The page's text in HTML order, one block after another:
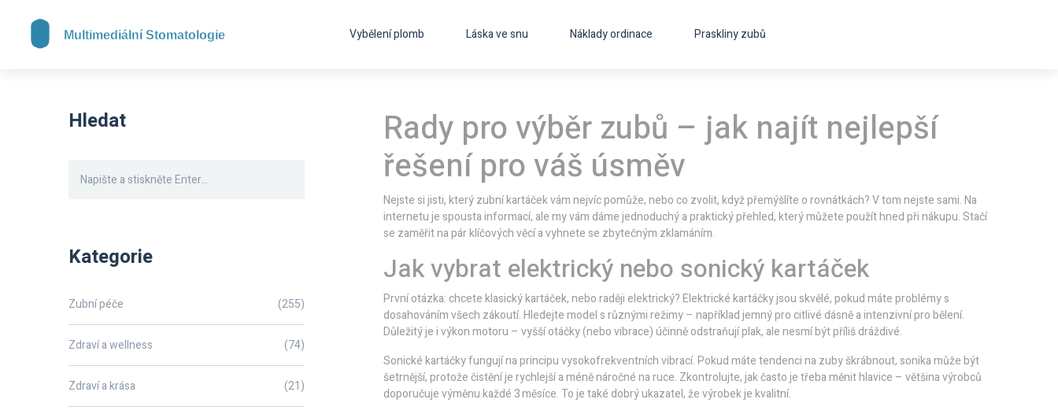
Vybělení plomb Láska ve snu Náklady ordinace Praskliny zubů
Rady pro výběr zubů – jak najít nejlepší
řešení pro váš úsměv
Nejste si jisti, který zubní kartáček vám nejvíc pomůže, nebo co zvolit, když přemýšlíte o rovnátkách? V tom nejste sami. Na
internetu je spousta informací, ale my vám dáme jednoduchý a praktický přehled, který můžete použít hned při nákupu. Stačí
se zaměřit na pár klíčových věcí a vyhnete se zbytečným zklamáním.
Jak vybrat elektrický nebo sonický kartáček
První otázka: chcete klasický kartáček, nebo raději elektrický? Elektrické kartáčky jsou skvělé, pokud máte problémy s
dosahováním všech zákoutí. Hledejte model s různými režimy – například jemný pro citlivé dásně a intenzivní pro bělení.
Důležitý je i výkon motoru – vyšší otáčky (nebo vibrace) účinně odstraňují plak, ale nesmí být příliš dráždivé.
Sonické kartáčky fungují na principu vysokofrekventních vibrací. Pokud máte tendenci na zuby škrábnout, sonika může být
šetrnější, protože čistění je rychlejší a méně náročné na ruce. Zkontrolujte, jak často je třeba měnit hlavice – většina výrobců
doporučuje výměnu každé 3 měsíce. To je také dobrý ukazatel, že výrobek je kvalitní.
Hledat
Kategorie
Zubní péče (255)
Zdraví a wellness (74)
Zdraví a krása (21)